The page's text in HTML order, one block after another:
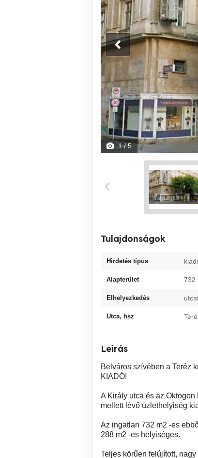
1/ 5
Tulajdonságok
Hirdetés típus
Alapterület 732
Elhelyezkedés
Utca, hsz
Leírás
Belváros szívében a Teréz
KIADÓ!
A Király utca és az
mellett lévő üzlethelyiség
Az ingatlan 732 m2 -es
288 m2 -es helyiséges.
Teljes körűen felújított,